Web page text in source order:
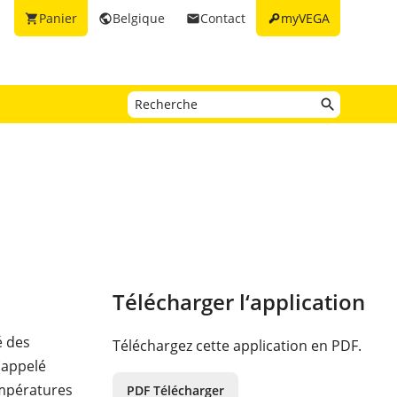
keymyVEGA
emailContact
publicBelgique
shopping_cartPanier
des
Télécharger l‘application
Téléchargez cette application en PDF.
PDF Télécharger